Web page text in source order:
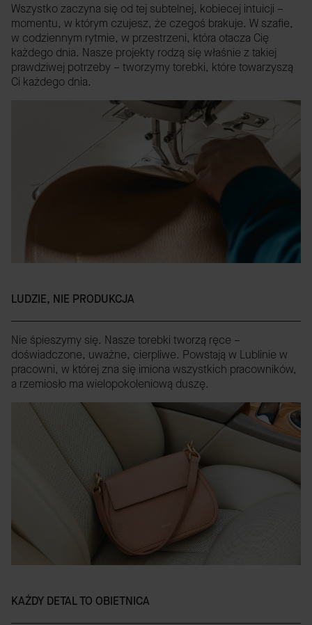
Wszystko zaczyna się od tej subtelnej, kobiecej intuicji –
momentu, w którym czujesz, że czegoś brakuje. W szafie,
w codziennym rytmie, w przestrzeni, która otacza Cię
każdego dnia. Nasze projekty rodzą się właśnie z takiej
prawdziwej potrzeby – tworzymy torebki, które towarzyszą
Ci każdego dnia.
LUDZIE, NIE PRODUKCJA
Nie śpieszymy się. Nasze torebki tworzą ręce –
doświadczone, uważne, cierpliwe. Powstają w Lublinie w
pracowni, w której zna się imiona wszystkich pracowników,
a rzemiosło ma wielopokoleniową duszę.
KAŻDY DETAL TO OBIETNICA